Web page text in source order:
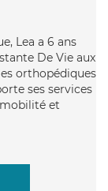
Lea a 6 ans
De Vie aux
orthopédiques
ses services
et